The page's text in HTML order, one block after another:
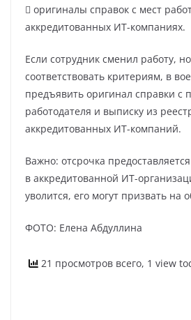
 оригиналы справок с мест
аккредитованных ИТ-компаниях.
Если сотрудник сменил работу,
соответствовать критериям, в
предъявить оригинал справки с
работодателя и выписку из
аккредитованных ИТ-компаний.
Важно: отсрочка
в аккредитованной ИТ-
уволится, его могут призвать на
ФОТО: Елена Абдуллина
21 просмотров всего, 1 view